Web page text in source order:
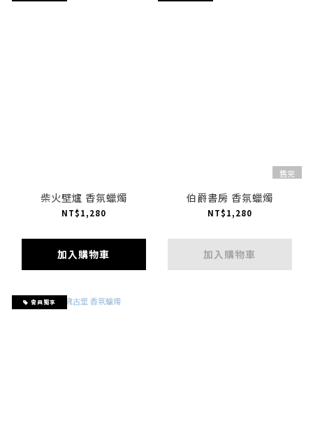
柴火壁爐 香氛蠟燭
NT$1,280
加入購物車
售完
伯爵書房 香氛蠟燭
NT$1,280
加入購物車
會員獨享